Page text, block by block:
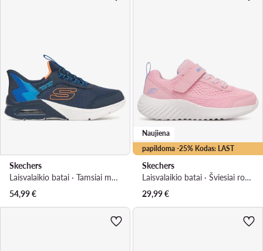
Skechers
Laisvalaikio batai · Tamsiai mėlyna
54,99€
papildoma -25% Kodas: LAST
Naujiena
Skechers
Laisvalaikio batai · Šviesiai rožinė
29,99€